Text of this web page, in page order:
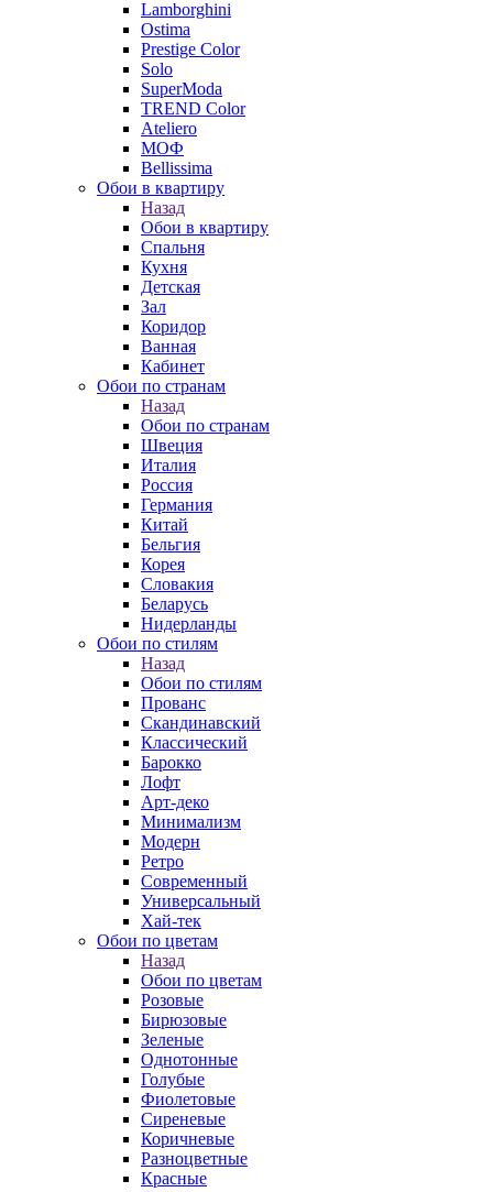
Lamborghini
Ostima
Prestige Color
Solo
SuperModa
TREND Color
Ateliero
МОФ
Bellissima
Обои в квартиру
Назад
Обои в квартиру
Спальня
Кухня
Детская
Зал
Коридор
Ванная
Кабинет
Обои по странам
Назад
Обои по странам
Швеция
Италия
Россия
Германия
Китай
Бельгия
Корея
Словакия
Беларусь
Нидерланды
Обои по стилям
Назад
Обои по стилям
Прованс
Скандинавский
Классический
Барокко
Лофт
Арт-деко
Минимализм
Модерн
Ретро
Современный
Универсальный
Хай-тек
Обои по цветам
Назад
Обои по цветам
Розовые
Бирюзовые
Зеленые
Однотонные
Голубые
Фиолетовые
Сиреневые
Коричневые
Разноцветные
Красные